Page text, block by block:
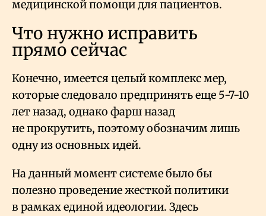
медицинской помощи для пациентов.
Что нужно исправить
прямо сейчас
Конечно, имеется целый комплекс мер,
которые следовало предпринять еще 5-7-10
лет назад, однако фарш назад
не прокрутить, поэтому обозначим лишь
одну из основных идей.
На данный момент системе было бы
полезно проведение жесткой политики
в рамках единой идеологии. Здесь